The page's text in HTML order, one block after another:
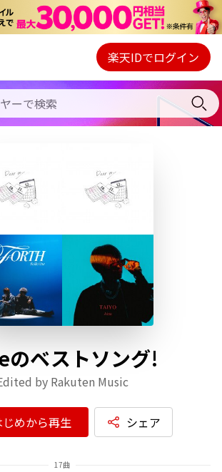
ン
お試し
Webプレイヤー
ご契約内容の確認・変更
楽天IDでログイン
のベストソング!
by Rakuten Music
じめから再生 シェア
17曲